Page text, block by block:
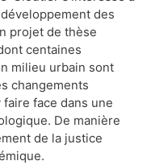
des
projet de thèse
centaines
milieu urbain sont
changements
face dans une
De manière
de la justice